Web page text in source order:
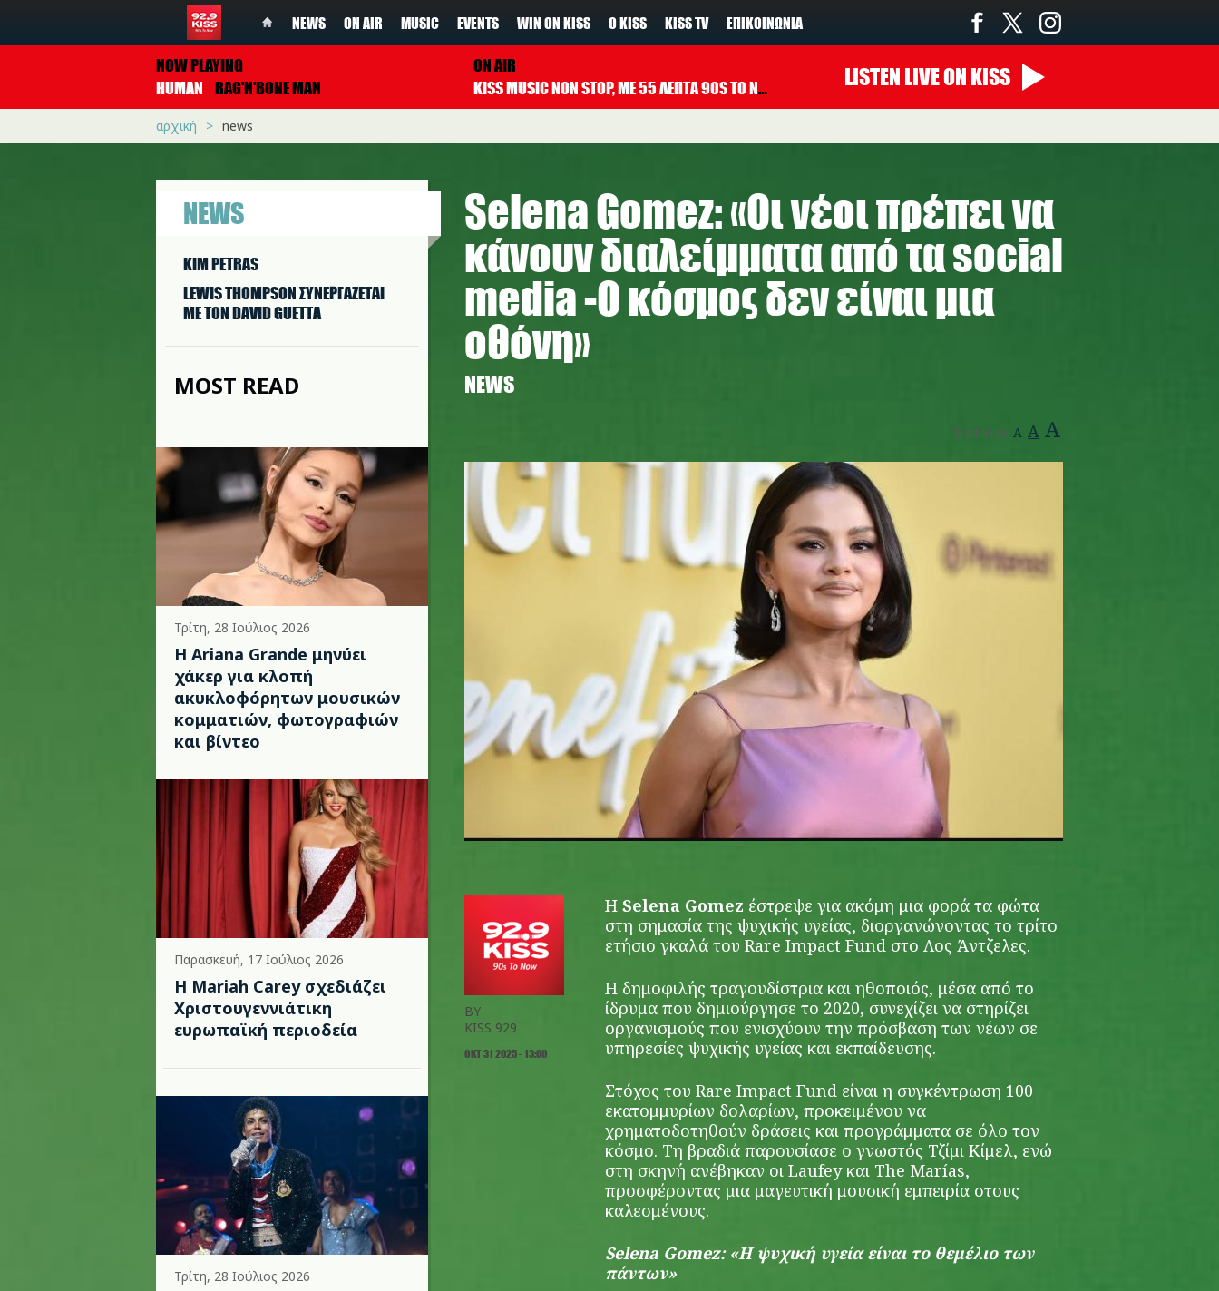
NEWS ON AIR MUSIC EVENTS WIN ON KISS Ο KISS KISS TV ΕΠΙΚΟΙΝΩΝΊΑ
NOW PLAYING
HUMAN
RAG'N'BONE MAN
ON AIR
KISS MUSIC NON STOP, ΜΕ 55 ΛΕΠΤΑ 90S TO NOW ΚΑΘΕ ΩΡΑ
14:00 - 00:00
LISTEN LIVEON KISS
αρχική news
NEWS
KIM PETRAS
LEWIS THOMPSON ΣΥΝΕΡΓAΖΕΤΑΙ
ΜΕ ΤΟΝ DAVID GUETTA
MOST READ
Τρίτη, 28 Ιούλιος 2026
Η Ariana Grande μηνύει
χάκερ για κλοπή
ακυκλοφόρητων μουσικών
κομματιών, φωτογραφιών
και βίντεο
Παρασκευή, 17 Ιούλιος 2026
Η Mariah Carey σχεδιάζει
Χριστουγεννιάτικη
ευρωπαϊκή περιοδεία
Τρίτη, 28 Ιούλιος 2026
Selena Gomez: «Οι νέοι πρέπει να
κάνουν διαλείμματα από τα social
media -Ο κόσμος δεν είναι μια
οθόνη»
NEWS
Text Size: A A A
selena.jpg
BY
KISS 929
ΟΚΤ 31 2025 - 13:00
Η Selena Gomez έστρεψε για ακόμη μια φορά τα φώτα
στη σημασία της ψυχικής υγείας, διοργανώνοντας το τρίτο
ετήσιο γκαλά του Rare Impact Fund στο Λος Άντζελες.
Η δημοφιλής τραγουδίστρια και ηθοποιός, μέσα από το
ίδρυμα που δημιούργησε το 2020, συνεχίζει να στηρίζει
οργανισμούς που ενισχύουν την πρόσβαση των νέων σε
υπηρεσίες ψυχικής υγείας και εκπαίδευσης.
Στόχος του Rare Impact Fund είναι η συγκέντρωση 100
εκατομμυρίων δολαρίων, προκειμένου να
χρηματοδοτηθούν δράσεις και προγράμματα σε όλο τον
κόσμο. Τη βραδιά παρουσίασε ο γνωστός Τζίμι Κίμελ, ενώ
στη σκηνή ανέβηκαν οι Laufey και The Marías,
προσφέροντας μια μαγευτική μουσική εμπειρία στους
καλεσμένους.
Selena Gomez: «Η ψυχική υγεία είναι το θεμέλιο των
πάντων»